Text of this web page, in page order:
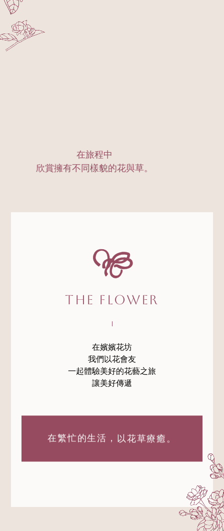
在旅程中
欣賞擁有不同樣貌的花與草。
The Flower
在嬪嬪花坊
我們以花會友
一起體驗美好的花藝之旅
讓美好傳遞
在繁忙的生活， 以花草療癒。